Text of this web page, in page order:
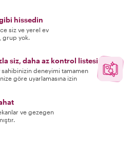
hissedin
siz ve yerel ev
grup yok.
siz, daha az kontrol listesi
sahibinizin deneyimi tamamen
göre uyarlamasına izin
ve gezegen